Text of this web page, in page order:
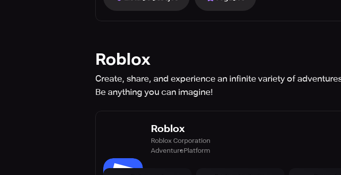
Roblox
Create, share, and experience an infinite variety of
Be anything you can imagine!
Roblox
Roblox Corporation
AdventurePlatform